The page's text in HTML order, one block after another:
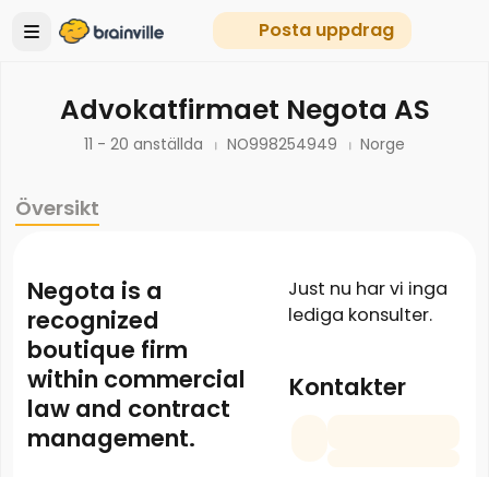
Posta uppdrag
Advokatfirmaet Negota AS
11 - 20 anställda NO998254949 Norge
Översikt
Negota is a
recognized
boutique firm
within commercial
law and contract
management.
Just nu har vi inga
lediga konsulter.
Kontakter